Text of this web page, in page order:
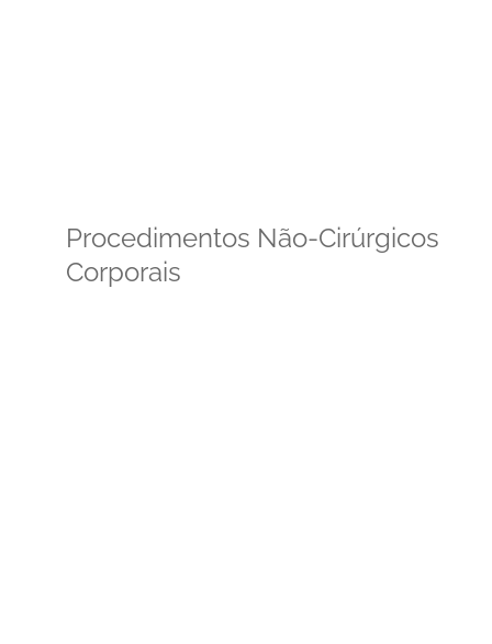
Procedimentos Não-Cirúrgicos
Corporais